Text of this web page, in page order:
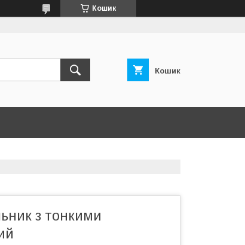
Кошик
Кошик
з тонкими